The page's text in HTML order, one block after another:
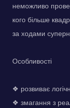
неможливо
кого більше
за ходами
Особливості
❖ розвиває
❖ змагання з